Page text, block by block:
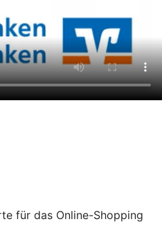
für das Online-Shopping